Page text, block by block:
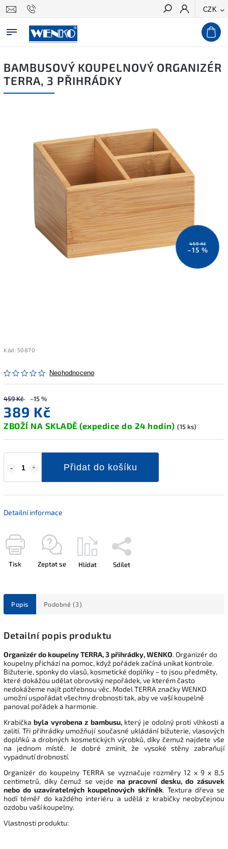
CZK
Hledat
BAMBUSOVÝ KOUPELNOVÝ ORGANIZÉR
TERRA, 3 PŘIHRÁDKY
459 Kč
–15 %
Kód: 50870
Neohodnoceno
459 Kč –15 %
389 Kč
ZBOŽÍ NA SKLADĚ (expedice do 24 hodin) (15 ks)
Přidat do košíku
Detailní informace
Tisk Zeptat se Hlídat Sdílet
Popis Podobné (3)
Detailní popis produktu
Organizér do koupelny TERRA, 3 přihrádky, WENKO. Organizér do
koupelny přichází na pomoc, když pořádek začíná unikat kontrole.
Bižuterie, sponky do vlasů, kosmetické doplňky – to jsou předměty,
které dokážou udělat obrovský nepořádek, ve kterém často
nedokážeme najít potřebnou věc. Model TERRA značky WENKO
umožní uspořádat všechny drobnosti tak, aby ve vaší koupelně
panoval pořádek a harmonie.
Krabičkabyla vyrobena z bambusu,který je odolný proti vlhkosti a
zalití. Tři přihrádky umožňují současné ukládání bižuterie, vlasových
doplňků a drobných kosmetických výrobků, díky čemuž najdete vše
na jednom místě. Je dobré zmínit, že vysoké stěny zabraňují
vypadnutí drobností.
Organizér do koupelny TERRA se vyznačuje rozměry 12 x 9 x 8,5
centimetrů, díky čemuž se vejde na pracovní desku, do zásuvek
nebo do uzavíratelných koupelnových skříněk. Textura dřeva se
hodí téměř do každého interiéru a udělá z krabičky neobyčejnou
ozdobu vaší koupelny.
Vlastnosti produktu: